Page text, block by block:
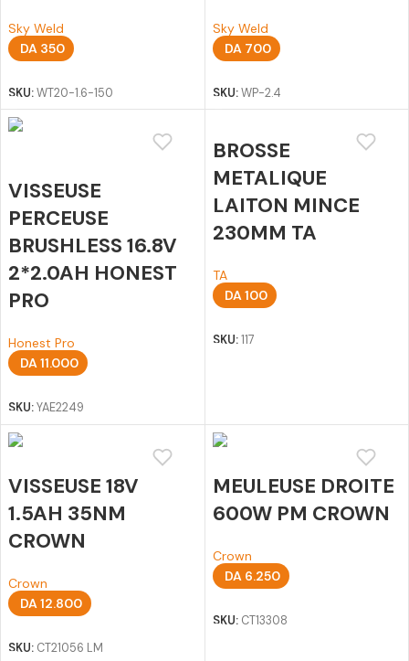
Sky Weld
DA 350
SKU:WT20-1.6-150
Sky Weld
DA 700
SKU:WP-2.4
VISSEUSE
PERCEUSE
BRUSHLESS 16.8V
2*2.0AH HONEST
PRO
Honest Pro
DA11.000
SKU:YAE2249
BROSSE
METALIQUE
LAITON MINCE
230MM TA
TA
DA100
SKU:117
VISSEUSE 18V
1.5AH 35NM
CROWN
Crown
DA12.800
SKU: CT21056 LM
MEULEUSE DROITE
600W PM CROWN
Crown
DA6.250
SKU: CT13308